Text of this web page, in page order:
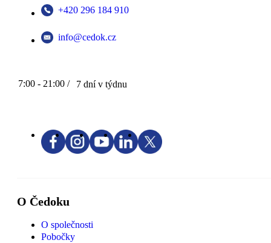
+420 296 184 910
info@cedok.cz
7:00 - 21:00 / 7 dní v týdnu
O Čedoku
O společnosti
Pobočky